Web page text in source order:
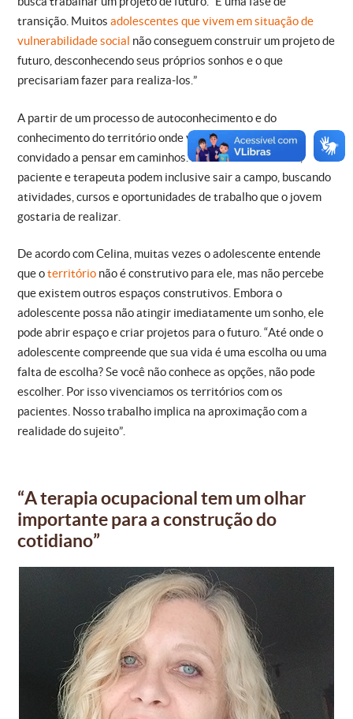
transição. Muitos adolescentes que vivem em situação de
vulnerabilidade social não conseguem construir um projeto de
futuro, desconhecendo seus próprios sonhos e o que
precisariam fazer para realiza-los.”
A partir de um processo de autoconhecimento e do
conhecimento do território onde vive, o adolescente é
convidado a pensar em caminhos. Durante as consultas,
paciente e terapeuta podem inclusive sair a campo, buscando
atividades, cursos e oportunidades de trabalho que o jovem
gostaria de realizar.
De acordo com Celina, muitas vezes o adolescente entende
que oterritório não é construtivo para ele, mas não percebe
que existem outros espaços construtivos. Embora o
adolescente possa não atingir imediatamente um sonho, ele
pode abrir espaço e criar projetos para o futuro. “Até onde o
adolescente compreende que sua vida é uma escolha ou uma
falta de escolha? Se você não conhece as opções, não pode
escolher. Por isso vivenciamos os territórios com os
pacientes. Nosso trabalho implica na aproximação com a
realidade do sujeito”.
“A terapia ocupacional tem um olhar
importante para a construção do
cotidiano”